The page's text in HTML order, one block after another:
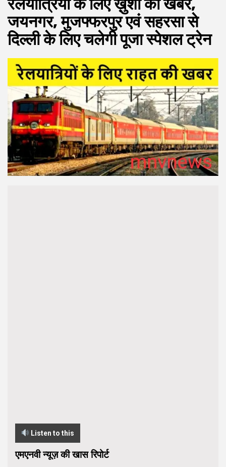
रेलयात्रियों के लिए ख़ुशी की खबर,
जयनगर, मुजफ्फरपुर एवं सहरसा से
दिल्ली के लिए चलेगी पूजा स्पेशल ट्रेन
Listen to this
एमएनवी न्यूज़ की खास रिपोर्ट